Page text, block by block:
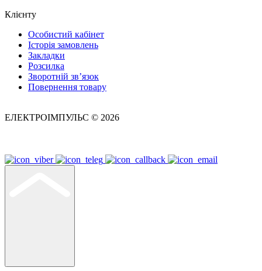
Клієнту
Особистий кабінет
Історія замовлень
Закладки
Розсилка
Зворотній зв’язок
Повернення товару
ЕЛЕКТРОІМПУЛЬС © 2026